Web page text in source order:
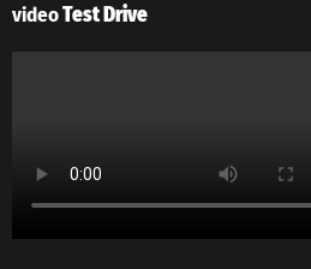
videoTest Drive